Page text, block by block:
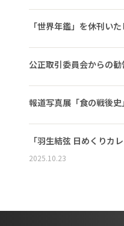
「世界年鑑」を休刊い
公正取引委員会からの
報道写真展「食の戦後
「羽生結弦 日めくりカ
2025.10.23